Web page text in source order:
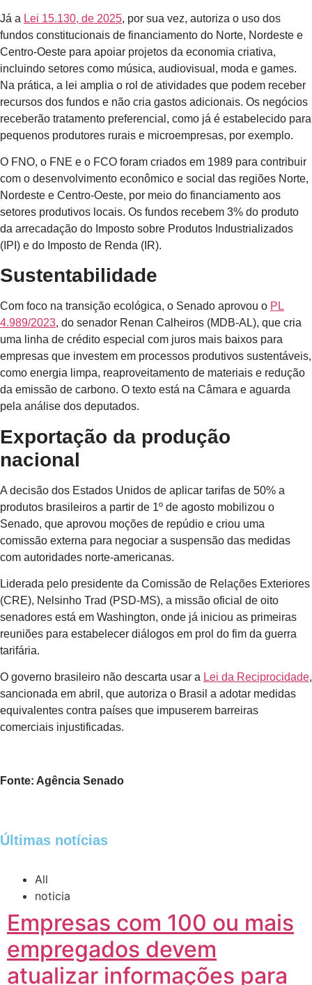
Já a Lei 15.130, de 2025, por sua vez, autoriza o uso dos
fundos constitucionais de financiamento do Norte, Nordeste e
Centro-Oeste para apoiar projetos da economia criativa,
incluindo setores como música, audiovisual, moda e games.
Na prática, a lei amplia o rol de atividades que podem receber
recursos dos fundos e não cria gastos adicionais. Os negócios
receberão tratamento preferencial, como já é estabelecido para
pequenos produtores rurais e microempresas, por exemplo.
O FNO, o FNE e o FCO foram criados em 1989 para contribuir
com o desenvolvimento econômico e social das regiões Norte,
Nordeste e Centro-Oeste, por meio do financiamento aos
setores produtivos locais. Os fundos recebem 3% do produto
da arrecadação do Imposto sobre Produtos Industrializados
(IPI) e do Imposto de Renda (IR).
Sustentabilidade
Com foco na transição ecológica, o Senado aprovou o PL
4.989/2023, do senador Renan Calheiros (MDB-AL), que cria
uma linha de crédito especial com juros mais baixos para
empresas que investem em processos produtivos sustentáveis,
como energia limpa, reaproveitamento de materiais e redução
da emissão de carbono. O texto está na Câmara e aguarda
pela análise dos deputados.
Exportação da produção
nacional
A decisão dos Estados Unidos de aplicar tarifas de 50% a
produtos brasileiros a partir de 1º de agosto mobilizou o
Senado, que aprovou moções de repúdio e criou uma
comissão externa para negociar a suspensão das medidas
com autoridades norte-americanas.
Liderada pelo presidente da Comissão de Relações Exteriores
(CRE), Nelsinho Trad (PSD-MS), a missão oficial de oito
senadores está em Washington, onde já iniciou as primeiras
reuniões para estabelecer diálogos em prol do fim da guerra
tarifária.
O governo brasileiro não descarta usar a Lei da Reciprocidade,
sancionada em abril, que autoriza o Brasil a adotar medidas
equivalentes contra países que impuserem barreiras
comerciais injustificadas.
Fonte: Agência Senado
Últimas notícias
All
noticia
Empresas com 100 ou mais
empregados devem
atualizar informações para